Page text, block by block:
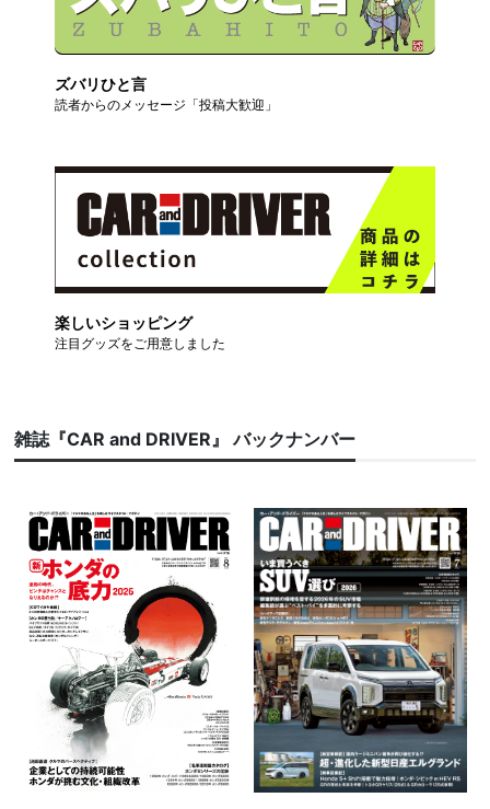
ズバリひと言
読者からのメッセージ「投稿大歓迎」
楽しいショッピング
注目グッズをご用意しました
雑誌『CAR and DRIVER』 バックナンバー